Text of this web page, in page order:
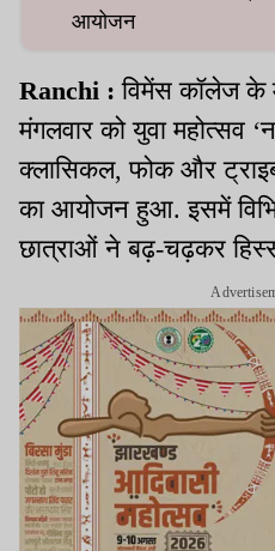
आयोजन
Ranchi : विमेंस कॉलेज के
मंगलवार को युवा महोत्सव
क्लासिकल, फोक और
का आयोजन हुआ. इसमें
छात्राओं ने बढ़-चढ़कर